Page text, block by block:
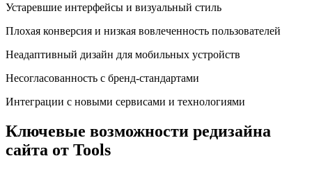
Устаревшие интерфейсы и визуальный стиль
Плохая конверсия и низкая вовлеченность пользователей
Неадаптивный дизайн для мобильных устройств
Несогласованность с бренд-стандартами
Интеграции с новыми сервисами и технологиями
Ключевые возможности редизайна
сайта от Tools